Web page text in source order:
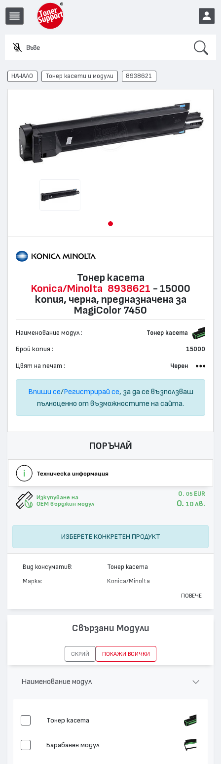
Въведете
EUR
НАЧАЛО Тонер касети и модули 8938621
Тонер касета
Konica/Minolta 8938621 - 15000
копия, черна, предназначена за
MagiColor 7450
Наименование модул : Тонер касета
Брой копия : 15000
Цвят на печат : Черен
Впиши се/Регистрирай се, за да се възползваш
пълноценно от възможностите на сайта.
ПОРЪЧАЙ
Техническа информация
Изкупуване на
OEM върджин модул
0. 05 EUR
0. 10 лв.
ИЗБЕРЕТЕ КОНКРЕТЕН ПРОДУКТ
Вид консуматив: Тонер касета
Марка: Konica/Minolta
Цвят: Черен
15000
ПОВЕЧЕ
Свързани Модули
СКРИЙ ПОКАЖИ ВСИЧКИ
Наименование модул
Тонер касета
Барабанен модул